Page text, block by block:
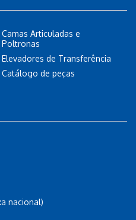
Camas Articuladas e
Poltronas
Elevadores de Transferência
Catálogo de peças
nacional)